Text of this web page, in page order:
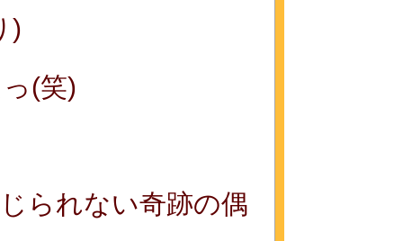
)
(笑)
られない奇跡の偶